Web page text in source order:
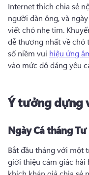
Internet thích chia sẻ
người đàn ông, và
viết chó nhẹ tim.
dễ thương nhất về chó
số niềm vui hiệu ứng
vào mức độ đáng yêu
Ý tưởng dựng
Ngày Cá tháng
Bắt đầu tháng với một
giới thiệu cảm giác hài